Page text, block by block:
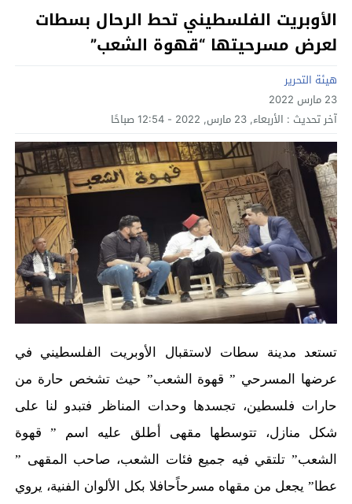
الأوبريت الفلسطيني تحط الرحال بسطات
لعرض مسرحيتها “قهوة الشعب”
هيئة التحرير
23 مارس 2022
آخر تحديث : الأربعاء, 23 مارس, 2022 - 12:54 صباحًا
تستعد مدينة سطات لاستقبال الأوبريت الفلسطيني في
عرضها المسرحي ” قهوة الشعب” حيث تشخص حارة من
حارات فلسطين، تجسدها وحدات المناظر فتبدو لنا على
شكل منازل،تتوسطها مقهى أطلق عليه اسم ” قهوة
الشعب” تلتقي فيه جميع فئات الشعب، صاحب المقهى ”
عطا” يجعل من مقهاه مسرحاًحافلا بكل الألوان الفنية، يروي